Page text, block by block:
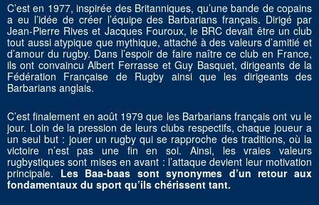
C’est en 1977, inspirée des Britanniques, qu’une bande de copains
a eu l’idée de créer l’équipe des Barbarians français. Dirigé par
Jean-Pierre Rives et Jacques Fouroux, le BRC devait être un club
tout aussi atypique que mythique, attaché à des valeurs d’amitié et
d’amour du rugby. Dans l’espoir de faire naître ce club en France,
ils ont convaincu Albert Ferrasse et Guy Basquet, dirigeants de la
Fédération Française de Rugby ainsi que les dirigeants des
Barbarians anglais.
C’est finalement en août 1979 que les Barbarians français ont vu le
jour. Loin de la pression de leurs clubs respectifs, chaque joueur a
un seul but : jouer un rugby qui se rapproche des traditions, où la
victoire n’est pas une fin en soi. Ainsi, les vraies valeurs
rugbystiques sont mises en avant : l’attaque devient leur motivation
principale. Les Baa-baas sont synonymes d’un retour aux
fondamentaux du sport qu’ils chérissent tant.